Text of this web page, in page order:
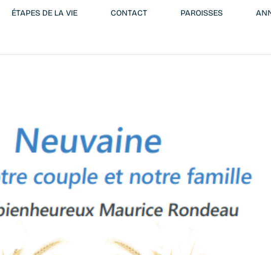
ÉTAPES DE LA VIE CONTACT PAROISSES